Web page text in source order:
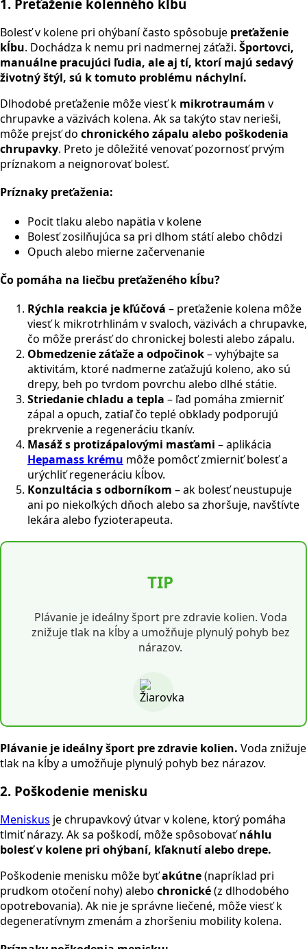
1. Preťaženie kolenného kĺbu
Bolesť v kolene pri ohýbaní často spôsobuje preťaženie
kĺbu. Dochádza k nemu pri nadmernej záťaži. Športovci,
manuálne pracujúci ľudia, ale aj tí, ktorí majú sedavý
životný štýl, sú k tomuto problému náchylní.
Dlhodobé preťaženie môže viesť k mikrotraumám v
chrupavke a väzivách kolena. Ak sa takýto stav nerieši,
môže prejsť do chronického zápalu alebo poškodenia
chrupavky. Preto je dôležité venovať pozornosť prvým
príznakom a neignorovať bolesť.
Príznaky preťaženia:
Pocit tlaku alebo napätia v kolene
Bolesť zosilňujúca sa pri dlhom státí alebo chôdzi
Opuch alebo mierne začervenanie
Čo pomáha na liečbu preťaženého kĺbu?
Rýchla reakcia je kľúčová – preťaženie kolena môže
viesť k mikrotrhlinám v svaloch, väzivách a chrupavke,
čo môže prerásť do chronickej bolesti alebo zápalu.
Obmedzenie záťaže a odpočinok– vyhýbajte sa
aktivitám, ktoré nadmerne zaťažujú koleno, ako sú
drepy, beh po tvrdom povrchu alebo dlhé státie.
Striedanie chladu a tepla – ľad pomáha zmierniť
zápal a opuch, zatiaľ čo teplé obklady podporujú
prekrvenie a regeneráciu tkanív.
Masáž s protizápalovými masťami – aplikácia
Hepamass krému môže pomôcť zmierniť bolesť a
urýchliť regeneráciu kĺbov.
Konzultácia s odborníkom – ak bolesť neustupuje
ani po niekoľkých dňoch alebo sa zhoršuje, navštívte
lekára alebo fyzioterapeuta.
TIP
Plávanie je ideálny šport pre zdravie kolien. Voda
znižuje tlak na kĺby a umožňuje plynulý pohyb bez
nárazov.
Plávanie je ideálny šport pre zdravie kolien. Voda znižuje
tlak na kĺby a umožňuje plynulý pohyb bez nárazov.
2. Poškodenie menisku
Meniskus je chrupavkový útvar v kolene, ktorý pomáha
tlmiť nárazy. Ak sa poškodí, môže spôsobovaťnáhlu
bolesť v kolene pri ohýbaní, kľaknutí alebo drepe.
Poškodenie menisku môže byťakútne(napríklad pri
prudkom otočení nohy) alebo chronické(z dlhodobého
opotrebovania). Ak nie je správne liečené, môže viesť k
degeneratívnym zmenám a zhoršeniu mobility kolena.